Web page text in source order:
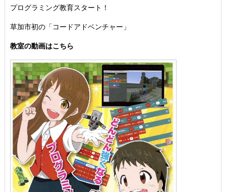
プログラミング教育スタート！
草加市初の「コードアドベンチャー」
教室の動画はこちら